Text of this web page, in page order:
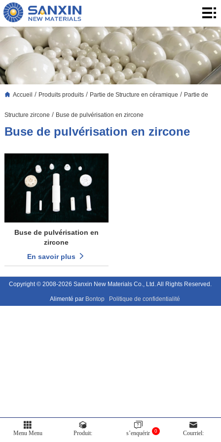
Accueil
Produits
produits
Application
Le
Accueil / Produits produits/ Partie de Structure en céramique / Partie de
Structure zircone / Buse de pulvérisation en zircone
Buse de pulvérisation en zircone
Buse de pulvérisation en
zircone
En savoir plus
Copyright © 2008-2026 Sanxin New Materials Co., Ltd. All Rights Reserved.
Alimenté par Bontop Politique de confidentialité
Menu Menu Produit: 0
s’enquérir Courriel: